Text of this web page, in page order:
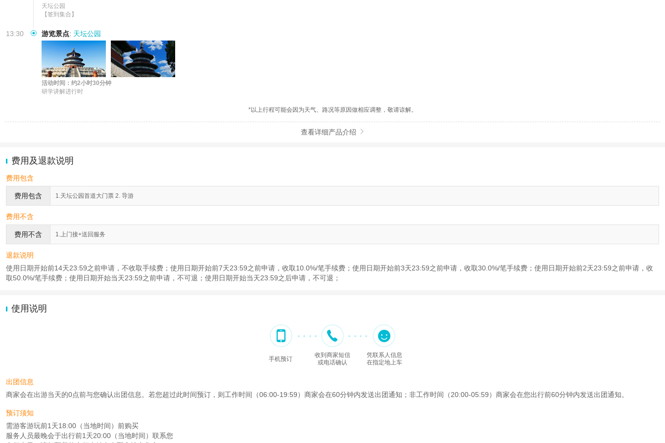
天坛公园
【签到集合】
13:30 游览景点: 天坛公园
活动时间：约2小时30分钟
研学讲解进行时
*以上行程可能会因为天气、路况等原因做相应调整，敬请谅解。
查看详细产品介绍 
费用及退款说明
费用包含
费用包含 1.天坛公园首道大门票 2. 导游
费用不含
费用不含 1.上门接+送回服务
退款说明
使用日期开始前14天23:59之前申请，不收取手续费；使用日期开始前7天23:59之前申请，收取10.0%/笔手续费；使用日期开始前3天23:59之前申请，收取30.0%/笔手续费；使用日期开始前2天23:59之前申请，收
取50.0%/笔手续费；使用日期开始当天23:59之前申请，不可退；使用日期开始当天23:59之后申请，不可退；
使用说明
手机预订
收到商家短信
或电话确认
凭联系人信息
在指定地上车
出团信息
商家会在出游当天的0点前与您确认出团信息。若您超过此时间预订，则工作时间（06:00-19:59）商家会在60分钟内发送出团通知；非工作时间（20:00-05:59）商家会在您出行前60分钟内发送出团通知。
预订须知
需游客游玩前1天18:00（当地时间）前购买
服务人员最晚会于出行前1天20:00（当地时间）联系您